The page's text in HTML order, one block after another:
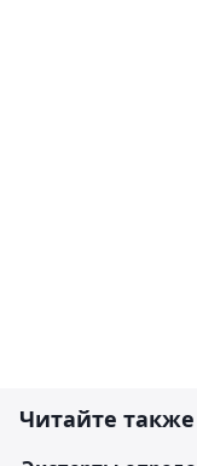
Читайте также